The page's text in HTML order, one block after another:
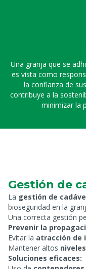
Una granja que se
es vista como
la confianza de
contribuye a la
minimizar la
Gestión de
La gestión de
bioseguridad en la
Una correcta gestión
Prevenir la
Evitar la atracción de
Mantener altos
Soluciones eficaces: